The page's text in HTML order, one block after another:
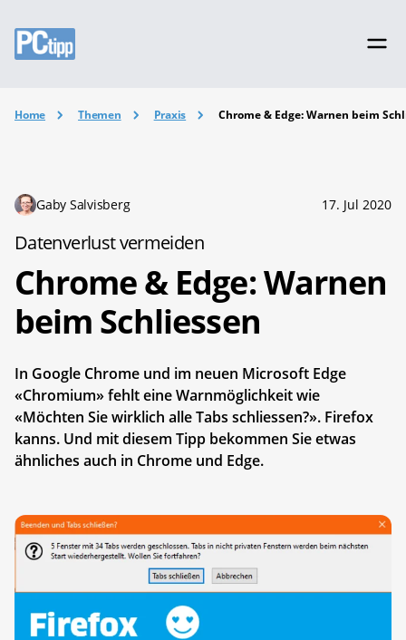
Home Themen Praxis Chrome & Edge: Warnen beim
Gaby Salvisberg 17. Jul 2020
Datenverlust vermeiden
Chrome & Edge: Warnen
beim Schliessen
In Google Chrome und im neuen Microsoft Edge
«Chromium» fehlt eine Warnmöglichkeit wie
«Möchten Sie wirklich alle Tabs schliessen?». Firefox
kanns. Und mit diesem Tipp bekommen Sie etwas
ähnliches auch in Chrome und Edge.